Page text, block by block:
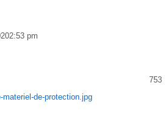
2:53 pm
753